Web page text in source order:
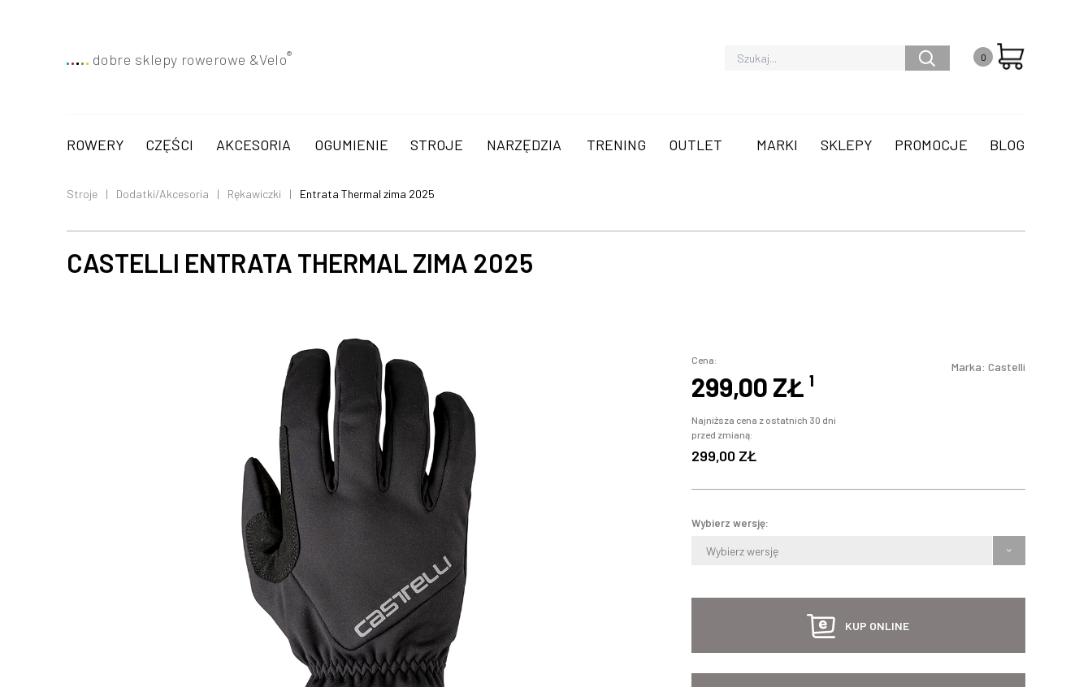
dobre sklepy rowerowe &Velo® 0
ROWERY CZĘŚCI AKCESORIA OGUMIENIE STROJE NARZĘDZIA TRENING OUTLET MARKI SKLEPY PROMOCJE BLOG
Stroje Dodatki/Akcesoria Rękawiczki Entrata Thermal zima 2025
CASTELLI ENTRATA THERMAL ZIMA 2025
Cena:
299,00 ZŁ¹
Najniższa cena z ostatnich 30 dni
przed zmianą:
299,00 ZŁ
Marka: Castelli
Wybierz wersję:
Wybierz wersję
KUP ONLINE